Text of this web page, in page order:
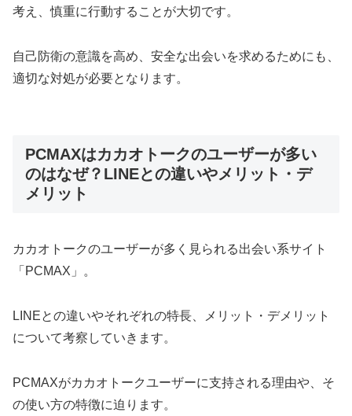
考え、慎重に行動することが大切です。
自己防衛の意識を高め、安全な出会いを求めるためにも、
適切な対処が必要となります。
PCMAXはカカオトークのユーザーが多い
のはなぜ？LINEとの違いやメリット・デ
メリット
カカオトークのユーザーが多く見られる出会い系サイト
「PCMAX」。
LINEとの違いやそれぞれの特長、メリット・デメリット
について考察していきます。
PCMAXがカカオトークユーザーに支持される理由や、そ
の使い方の特徴に迫ります。